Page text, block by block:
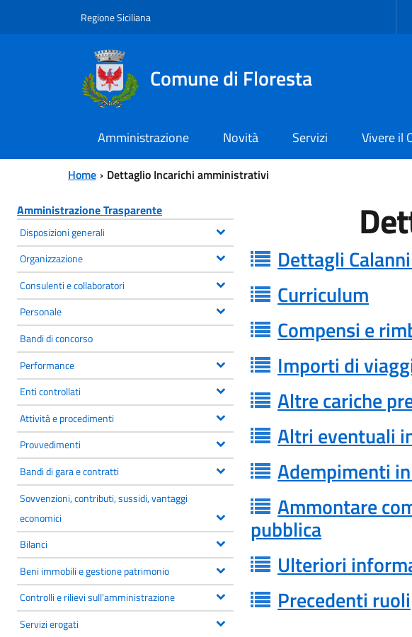
Regione Siciliana
Comune di Floresta
Amministrazione Novità Servizi Vivere il
Home Dettaglio Incarichi amministrativi
Amministrazione Trasparente
Disposizioni generali
Organizzazione
Consulenti e collaboratori
Personale
Bandi di concorso
Performance
Enti controllati
Attività e procedimenti
Provvedimenti
Bandi di gara e contratti
Sovvenzioni, contributi, sussidi, vantaggi
economici
Bilanci
Beni immobili e gestione patrimonio
Controlli e rilievi sull'amministrazione
Servizi erogati
Dettagli
Curriculum
Compensi e
Importi di
Altre cariche
Altri eventuali
Adempimenti
Ammontare
pubblica
Ulteriori
Precedenti ruoli